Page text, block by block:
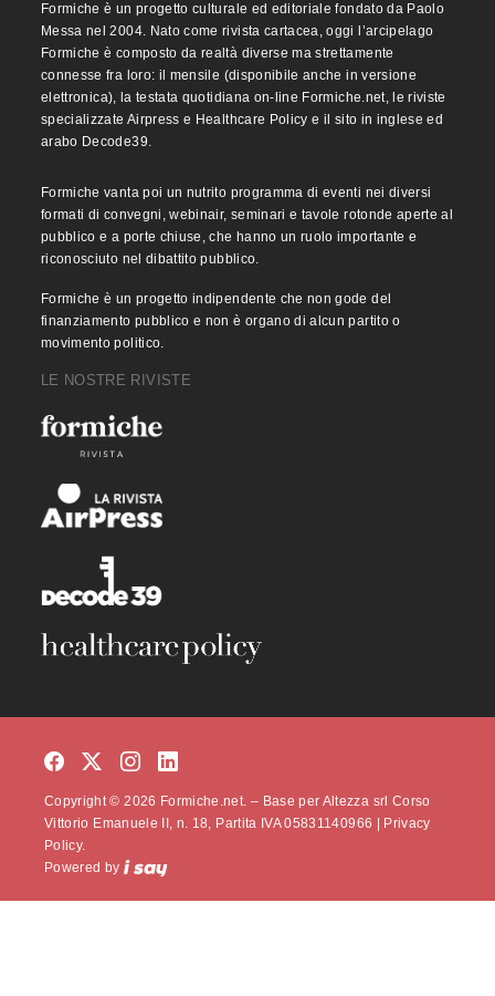
Formiche è un progetto culturale ed editoriale fondato da Paolo
Messa nel 2004. Nato come rivista cartacea, oggi l’arcipelago
Formiche è composto da realtà diverse ma strettamente
connesse fra loro: il mensile (disponibile anche in versione
elettronica), la testata quotidiana on-line Formiche.net, le riviste
specializzate Airpress e Healthcare Policy e il sito in inglese ed
arabo Decode39.
Formiche vanta poi un nutrito programma di eventi nei diversi
formati di convegni, webinair, seminari e tavole rotonde aperte al
pubblico e a porte chiuse, che hanno un ruolo importante e
riconosciuto nel dibattito pubblico.
Formiche è un progetto indipendente che non gode del
finanziamento pubblico e non è organo di alcun partito o
movimento politico.
LE NOSTRE RIVISTE
Copyright © 2026 Formiche.net. – Base per Altezza srl Corso
Vittorio Emanuele II, n. 18, Partita IVA 05831140966 |
Privacy
Policy.
Powered by